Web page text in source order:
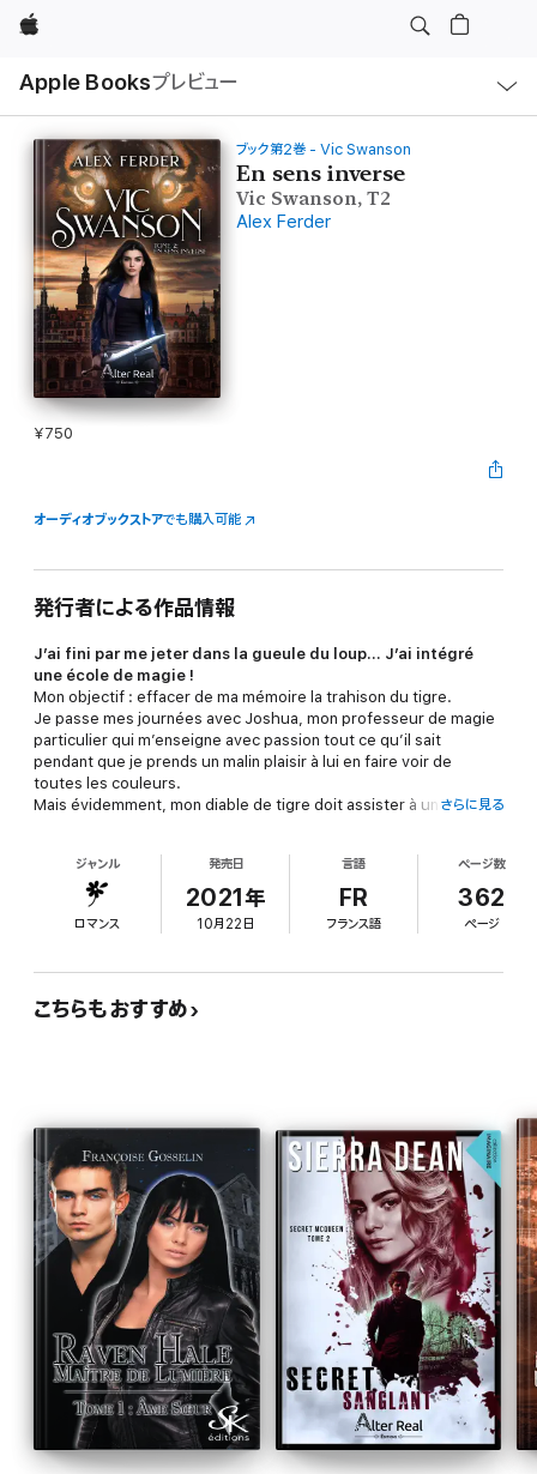
Apple
Apple Booksプレビュー
ル
ブック第2巻 - Vic Swanson
En sens inverse
Vic Swanson, T2
Alex Ferder
¥750
オーディオブックストアでも購入可能
発行者による作品情報
J’ai fini par me jeter dans la gueule du loup... J’ai intégré
une école de magie !
Mon objectif : effacer de ma mémoire la trahison du tigre.
Je passe mes journées avec Joshua, mon professeur de magie
particulier qui m’enseigne avec passion tout ce qu’il sait
pendant que je prends un malin plaisir à lui en faire voir de
toutes les couleurs.
Mais évidemment, mon diable de tigre doit assister à une
retrouvailles ? Explosives ? À la hauteur de nos espérances ? En
tout cas, elles sont de courte durée, plombées par le retour
impromptu de Jarel dans nos vies.
Nous voilà dans de beaux draps ! Heureusement, je peux
mon secours.
Entre complot, trahison et rebondissement, ils ne seront pas de
trop pour nous aider à combattre Jarel et son intention –
さらに見る
ジャンル
ロマンス
発売日
2021年
10月22日
言語
FR
フランス語
ページ数
362
ページ
こちらもおすすめ